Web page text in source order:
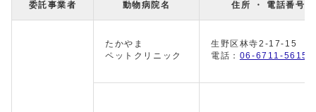
委託事業者 動物病院名 住所 ・ 電話番号
たかやま
ペットクリニック
生野区林寺2-17-15
電話： 06-6711-5615